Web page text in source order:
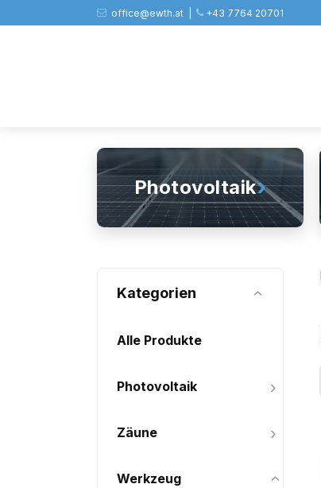
Zum Inhalt springenoffice@ewth.at | ​​​ +43 7764 20701
Photovoltaik›
Kategorien
Alle Produkte
Photovoltaik
Zäune
Werkzeug